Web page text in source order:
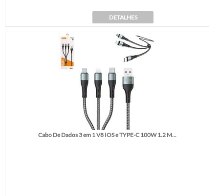
DETALHES
Cabo De Dados 3 em 1 V8 IOS e TYPE-C 100W 1.2 M...